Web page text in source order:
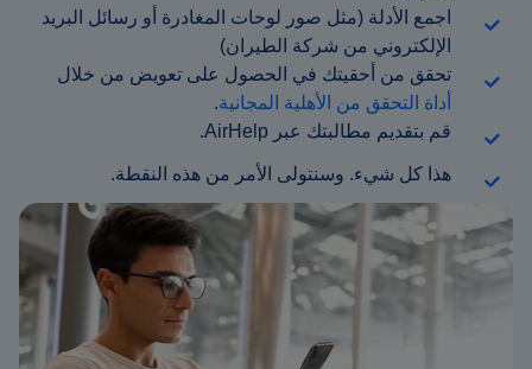
اجمع الأدلة (مثل صور لوحات المغادرة أو رسائل البريد
الإلكتروني من شركة الطيران)
تحقق من أحقيتك في الحصول على تعويض من خلال
أداة التحقق من الأهلية المجانية.
قم بتقديم مطالبتك عبر AirHelp.
هذا كل شيء. وسنتولى الأمر من هذه النقطة.